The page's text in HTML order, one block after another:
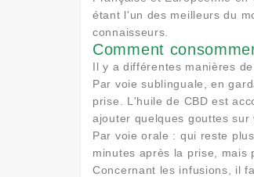
étant l'un des meilleurs du
connaisseurs.
Comment
Il y a différentes manières
Par voie sublinguale, en
prise. L'huile de CBD est
ajouter quelques gouttes
Par voie orale : qui reste
minutes après la prise, mais
Concernant les infusions, il